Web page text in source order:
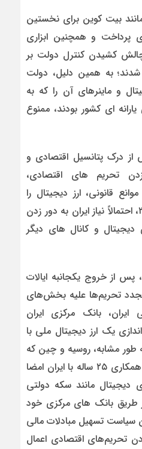
مانند بیت کوین برای نخستین
پرداخت و همچنین ابزاری
کشیدن کنترل دولت بر
به همین دلیل، دولت
و ماینرهای آن را که به
یارانه ای کشور بودند، ممنوع
درک پتانسیل اقتصادی و
تحریم های اقتصادی،
قانونی، ارز دیجیتال را
پذیرفت، از ۱۶ سپتامبر ۲۰۲۲، احتمالاً نیاز ایران به دور زدن
دیجیتال و کانال های دیگر
بین ژوئیه و آگوست ۲۰۱۸، پس از خروج یکجانبه ایالات
تحریم‌ها علیه بخش‌های
ایران، بانک مرکزی ایران
یک ارز دیجیتال ملی با
طور مشابه، روسیه و چین که
در مارس ۲۰۲۱ یک قرارداد همکاری ۲۵ ساله با ایران امضا
دیجیتال مانند سکه دولتی
طریق بانک های مرکزی خود
سیاست تسهیل مبادلات مالی
تحریم‌های اقتصادی اعمال